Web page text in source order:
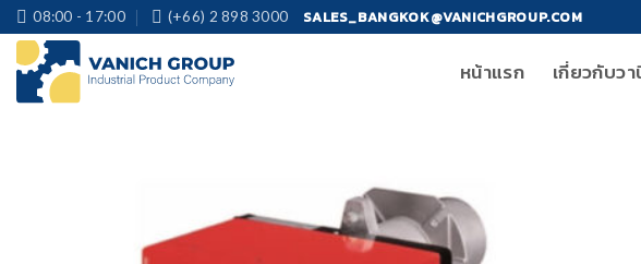
Skip
to
content
08:00 - 17:00 (+66) 2 898 3000 SALES_BANGKOK@VANICHGROUP.COM
หน้าแรก เกี่ยวกับว